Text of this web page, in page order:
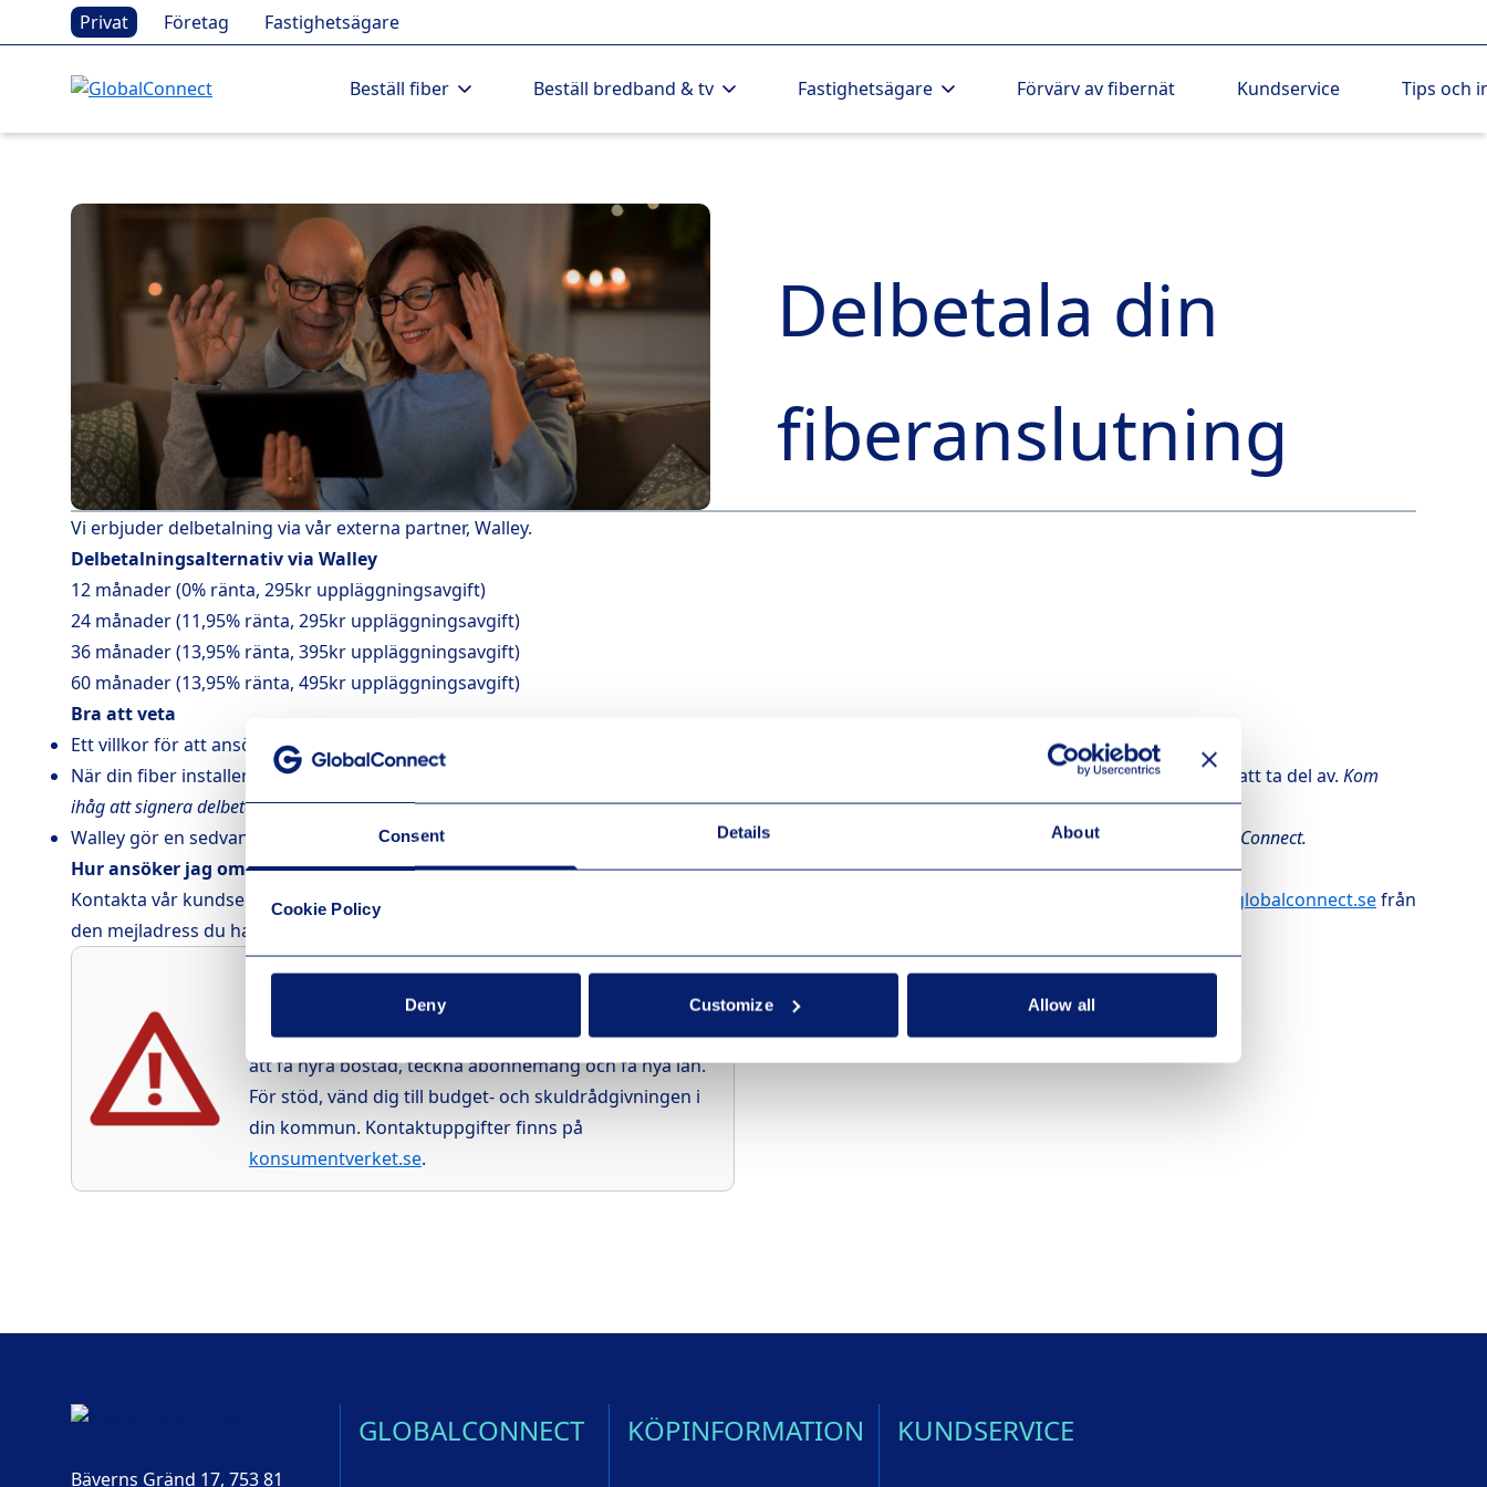
Consent Details About
Cookie Policy
Deny Customize Allow all
Privat Företag Fastighetsägare
Beställ fiber Beställ bredband & tv Fastighetsägare Förvärv av fibernät Kundservice Tips och
Delbetala din
fiberanslutning
Vi erbjuder delbetalning via vår externa partner, Walley.
Delbetalningsalternativ via Walley
12 månader (0% ränta, 295kr uppläggningsavgift)
24 månader (11,95% ränta, 295kr uppläggningsavgift)
36 månader (13,95% ränta, 395kr uppläggningsavgift)
60 månader (13,95% ränta, 495kr uppläggningsavgift)
Bra att veta
Ett villkor för att ansöka om delbetalning är att du har en mejladress, telefonnummer och ett svenskt Bank-ID.
När din fiber installerats får du en länk via e-post och sms från Walley där du väljer och signerar det delbetalningsalternativ som du önskar att ta del av. Kom
ihåg att signera delbetalningen inom 7 dagar, annars skickas en faktura på hela beloppet från GlobalConnect.
Walley gör en sedvanlig kreditprövning i samband med att din fiber installerats,om denna nekas skickas en faktura på hela beloppet från GlobalConnect.
Hur ansöker jag om delbetalning?
Kontakta vår kundservice så hjälper vi dig! Du kan ringa oss på 0200-43 00 00 och verifiera dig via svenskt Bank-ID eller mejla
kundservice@globalconnect.sefrån
den mejladress du har registrerad i din fiberbeställning.
Att låna kostar pengar!
Om du inte kan betala tillbaka skulden i tid riskerar du
en betalningsanmärkning. Det kan leda till svårigheter
att få hyra bostad, teckna abonnemang och få nya lån.
För stöd, vänd dig till budget- och skuldrådgivningen i
din kommun. Kontaktuppgifter finns på
konsumentverket.se.
Bäverns Gränd 17, 753 81
GLOBALCONNECT KÖPINFORMATION KUNDSERVICE